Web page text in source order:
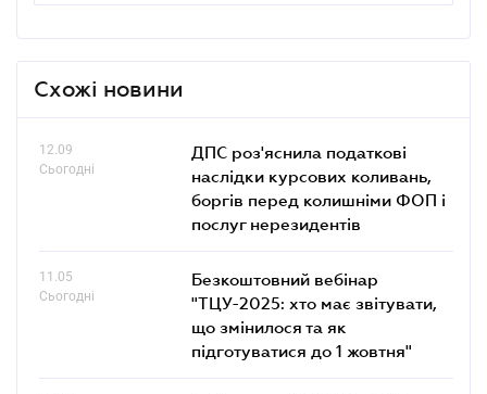
Схожі новини
12.09
Сьогодні
ДПС роз'яснила податкові
наслідки курсових коливань,
боргів перед колишніми ФОП і
послуг нерезидентів
11.05
Сьогодні
Безкоштовний вебінар
"ТЦУ-2025: хто має звітувати,
що змінилося та як
підготуватися до 1 жовтня"